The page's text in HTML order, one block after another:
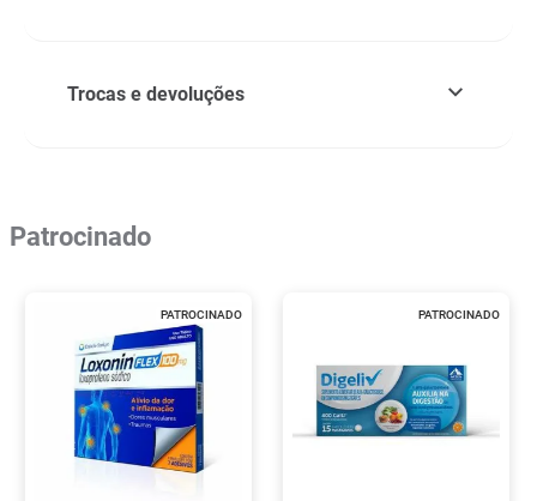
Trocas e devoluções
Patrocinado
PATROCINADO PATROCINADO